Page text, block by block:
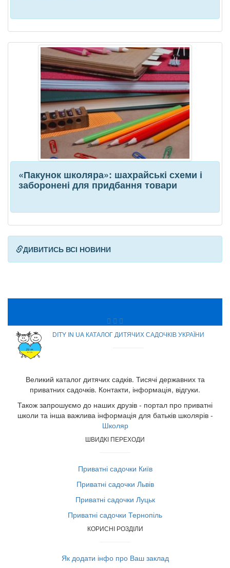
«Пакунок школяра»: шахрайські схеми і
заборонені для придбання товари
ДИВИТИСЬ ВСІ НОВИНИ
DITY IN UA КАТАЛОГ ДИТЯЧИХ САДОЧКІВ УКРАЇНИ
Великий каталог дитячих садків. Тисячі державних та
приватних садочків. Контакти, інформація, відгуки.
Також запрошуємо до наших друзів - портал про приватні
школи та інша важлива інформація для батьків школярів -
Школяр
ШВИДКІ ПЕРЕХОДИ
Приватні садочки Київ
Приватні садочки Львів
Приватні садочки Луцьк
Приватні садочки Тернопіль
КОРИСНІ РОЗДІЛИ
Як додати інфо про Ваш заклад